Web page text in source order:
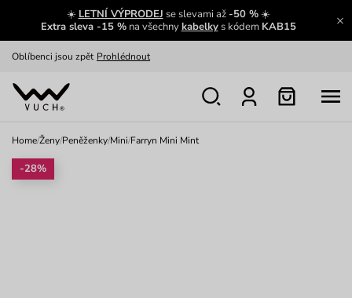
☀️ LETNÍ VÝPRODEJ se slevami až -50 %☀️
Extra sleva -15 %na všechnykabelkys kódem KAB15
Výměna a vrácení zdarma Zobrazit
Oblíbenci jsou zpět Prohlédnout
Nech se inspirovat
Home/Ženy/Peněženky/Mini/Farryn Mini Mint
-28%